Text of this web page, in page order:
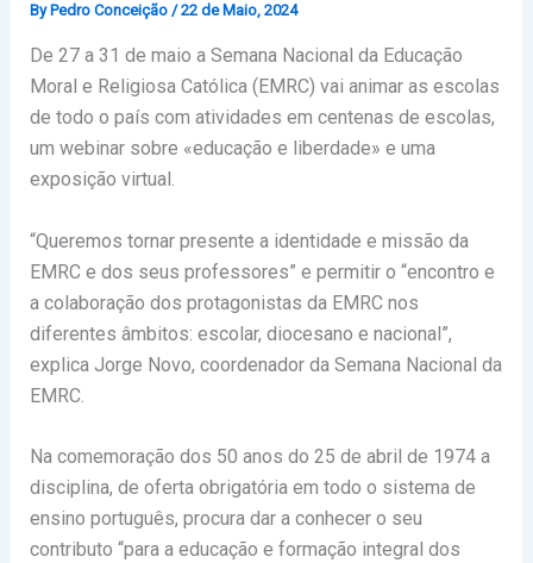
By Pedro Conceição /22 de Maio, 2024
De 27 a 31 de maio a Semana Nacional da Educação
Moral e Religiosa Católica (EMRC) vai animar as escolas
de todo o país com atividades em centenas de escolas,
um webinar sobre «educação e liberdade» e uma
exposição virtual.
“Queremos tornar presente a identidade e missão da
EMRC e dos seus professores” e permitir o “encontro e
a colaboração dos protagonistas da EMRC nos
diferentes âmbitos: escolar, diocesano e nacional”,
explica Jorge Novo, coordenador da Semana Nacional da
EMRC.
Na comemoração dos 50 anos do 25 de abril de 1974 a
disciplina, de oferta obrigatória em todo o sistema de
ensino português, procura dar a conhecer o seu
contributo “para a educação e formação integral dos